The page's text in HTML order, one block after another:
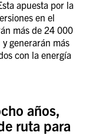
apuesta por la
en el
más de 24 000
generarán más
con la energía
años,
ruta para